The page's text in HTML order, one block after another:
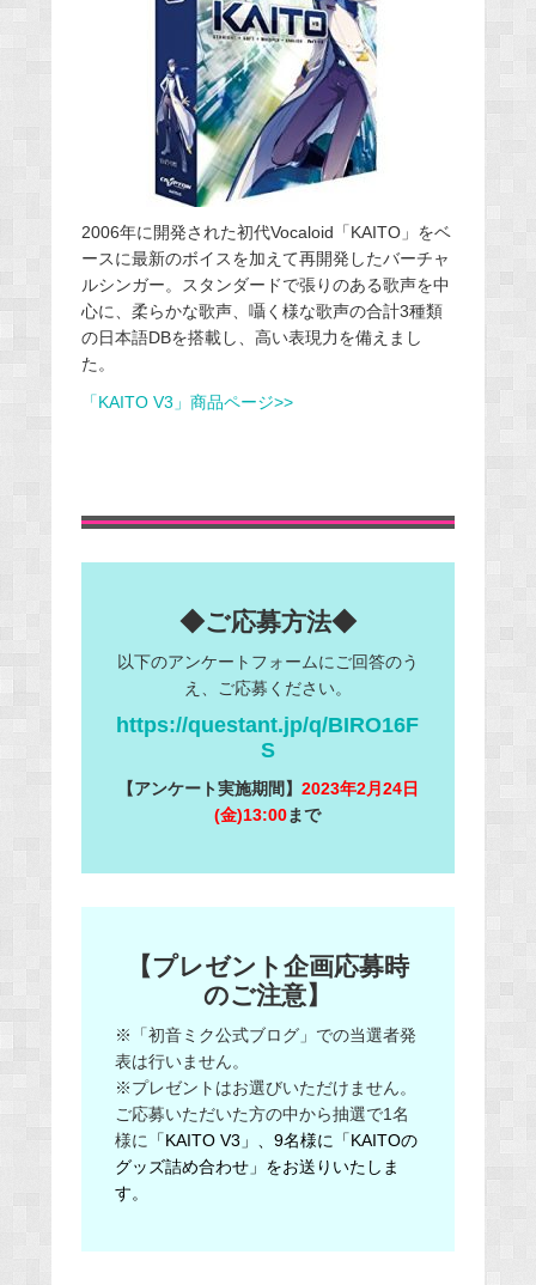
2006年に開発された初代Vocaloid「KAITO」をベ
ースに最新のボイスを加えて再開発したバーチャ
ルシンガー。スタンダードで張りのある歌声を中
心に、柔らかな歌声、囁く様な歌声の合計3種類
の日本語DBを搭載し、高い表現力を備えまし
た。
「KAITO V3」商品ページ>>
◆ご応募方法◆
以下のアンケートフォームにご回答のう
え、ご応募ください。
https://questant.jp/q/BIRO16F
S
【アンケート実施期間】 2023年2月24日
(金)13:00まで
【プレゼント企画応募時
のご注意】
※「初音ミク公式ブログ」での当選者発
表は行いません。
※プレゼントはお選びいただけません。
ご応募いただいた方の中から抽選で1名
様に 「KAITO V3」、9名様に「KAITOの
グッズ詰め合わせ」をお送りいたしま
す。